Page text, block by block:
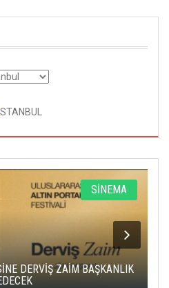
SİNEMA
DERVİŞ ZAİM BAŞKANLIK